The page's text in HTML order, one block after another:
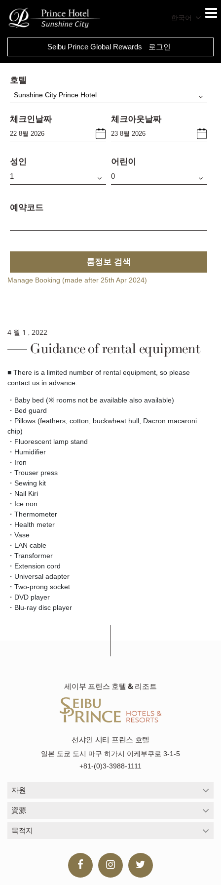
한국어
Seibu Prince Global Rewards 로그인
호텔
Sunshine City Prince Hotel
체크인날짜 체크아웃날짜
성인 어린이
예약코드
룸정보 검색
Manage Booking (made after 25th Apr 2024)
4 월 1 , 2022
Guidance of rental equipment
■ There is a limited number of rental equipment, so please
contact us in advance.
・Baby bed (※ rooms not be available also available)
・Bed guard
・Pillows (feathers, cotton, buckwheat hull, Dacron macaroni
chip)
・Fluorescent lamp stand
・Humidifier
・Iron
・Trouser press
・Sewing kit
・Nail Kiri
・Ice non
・Thermometer
・Health meter
・Vase
・LAN cable
・Transformer
・Extension cord
・Universal adapter
・Two-prong socket
・DVD player
・Blu-ray disc player
세이부 프린스 호텔 & 리조트
선샤인 시티 프린스 호텔
일본 도쿄 도시 마구 히가시 이케부쿠로 3-1-5
+81-(0)3-3988-1111
자원
資源
목적지